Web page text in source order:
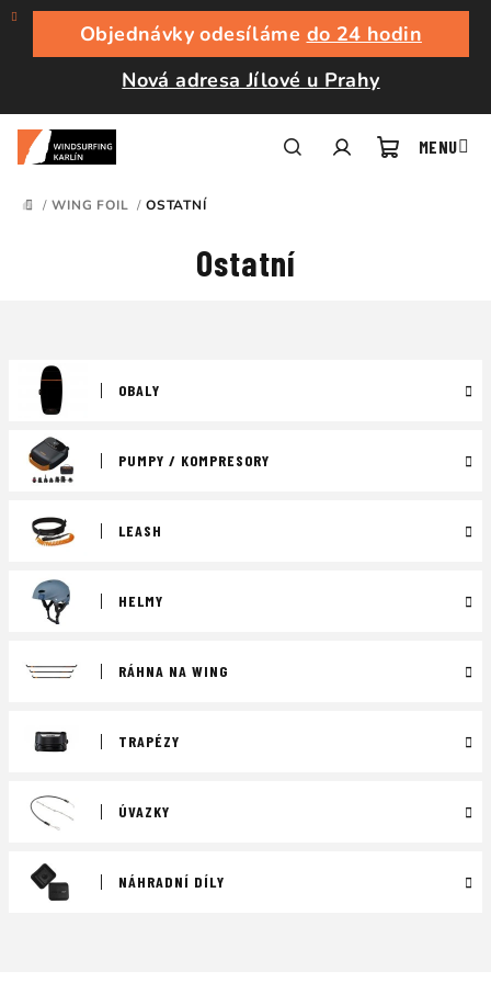
Přejít
obsah
Objednávky odesíláme do 24 hodin
Nová adresa Jílové u Prahy
DOMŮ
/ WING FOIL / OSTATNÍ
Ostatní
OBALY
PUMPY / KOMPRESORY
LEASH
HELMY
RÁHNA NA WING
TRAPÉZY
ÚVAZKY
NÁHRADNÍ DÍLY